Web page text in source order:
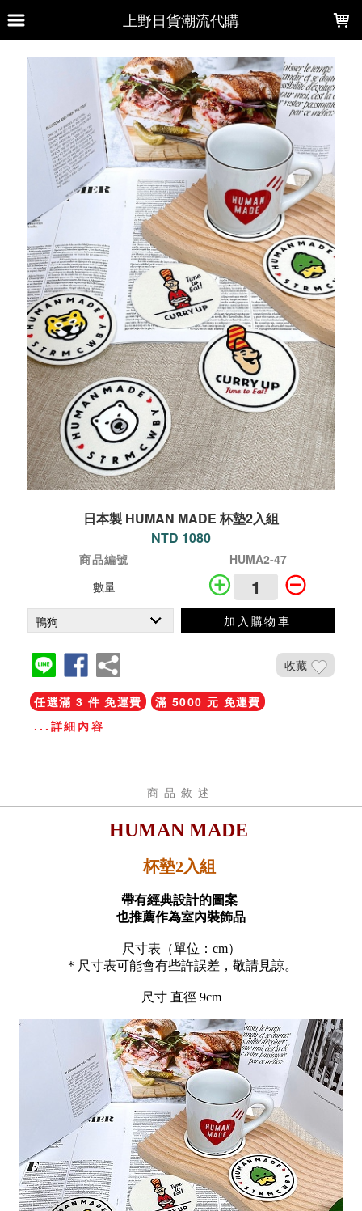
上野日貨潮流代購
日本製 HUMAN MADE 杯墊2入組
NTD 1080
商品編號
HUMA2-47
數量
加入購物車
收藏
任選滿 3 件 免運費
滿 5000 元 免運費
...詳細內容
商品敘述